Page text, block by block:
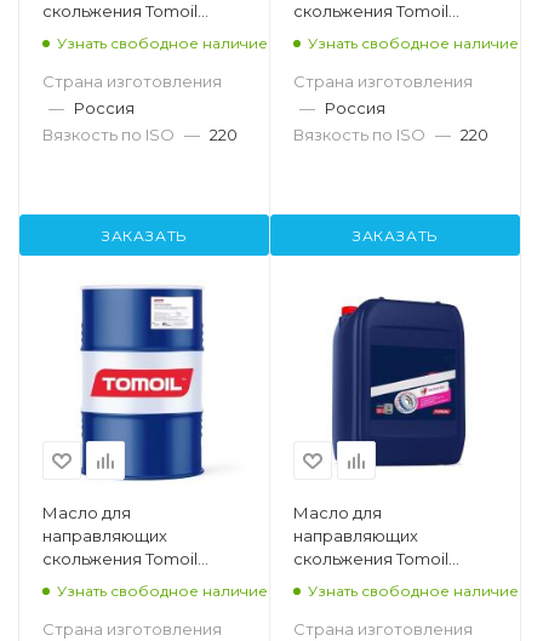
скольжения Tomoil
Slideway Oil 220, 200л
Узнать свободное наличие
Страна изготовления
— Россия
Вязкость по ISO — 220
ЗАКАЗАТЬ
скольжения Tomoil
Slideway Oil 220, 20л
Узнать свободное наличие
Страна изготовления
— Россия
Вязкость по ISO — 220
ЗАКАЗАТЬ
Масло для
направляющих
скольжения Tomoil
Slideway Oil 68, 200л
Узнать свободное наличие
Страна изготовления
Масло для
направляющих
скольжения Tomoil
Slideway Oil 68, 20л
Узнать свободное наличие
Страна изготовления